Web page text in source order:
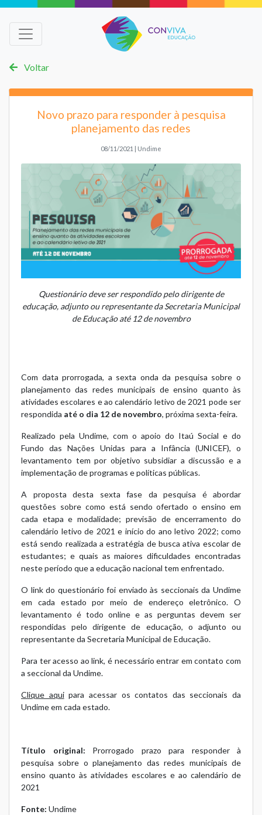
Voltar
Novo prazo para responder à pesquisa
planejamento das redes
08/11/2021 | Undime
Questionário deve ser respondido pelo dirigente de
educação, adjunto ou representante da Secretaria Municipal
de Educação até 12 de novembro
Com data prorrogada, a sexta onda da pesquisa sobre o
planejamento das redes municipais de ensino quanto às
atividades escolares e ao calendário letivo de 2021 pode ser
respondida até o dia 12 de novembro, próxima sexta-feira.
Realizado pela Undime, com o apoio do Itaú Social e do
Fundo das Nações Unidas para a Infância (UNICEF), o
levantamento tem por objetivo subsidiar a discussão e a
implementação de programas e políticas públicas.
A proposta desta sexta fase da pesquisa é abordar
questões sobre como está sendo ofertado o ensino em
cada etapa e modalidade; previsão de encerramento do
calendário letivo de 2021 e início do ano letivo 2022; como
está sendo realizada a estratégia de busca ativa escolar de
estudantes; e quais as maiores dificuldades encontradas
neste período que a educação nacional tem enfrentado.
O link do questionário foi enviado às seccionais da Undime
em cada estado por meio de endereço eletrônico. O
levantamento é todo online e as perguntas devem ser
respondidas pelo dirigente de educação, o adjunto ou
representante da Secretaria Municipal de Educação.
Para ter acesso ao link, é necessário entrar em contato com
a seccional da Undime.
Clique aquipara acessar os contatos das seccionais da
Undime em cada estado.
Título original: Prorrogado prazo para responder à
pesquisa sobre o planejamento das redes municipais de
ensino quanto às atividades escolares e ao calendário de
2021
Fonte: Undime